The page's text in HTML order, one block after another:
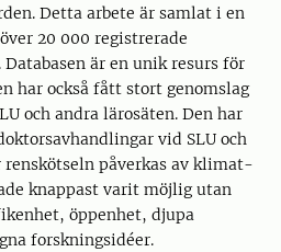
Detta arbete är samlat i en
20 000 registrerade
är en unik resurs för
har också fått stort genomslag
och andra lärosäten. Den har
vid SLU och
renskötseln påverkas av klimat-
knappast varit möjlig utan
öppenhet, djupa
forskningsidéer.